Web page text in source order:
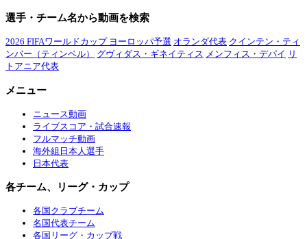
選手・チーム名から動画を検索
2026 FIFAワールドカップ ヨーロッパ予選 オランダ代表 クインテン・ティ
ンバー（ティンベル）
グヴィダス・ギネイティス メンフィス・デパイ リ
トアニア代表
メニュー
ニュース動画
ライブスコア・試合速報
フルマッチ動画
海外組日本人選手
日本代表
各チーム、リーグ・カップ
各国クラブチーム
名国代表チーム
各国リーグ・カップ戦